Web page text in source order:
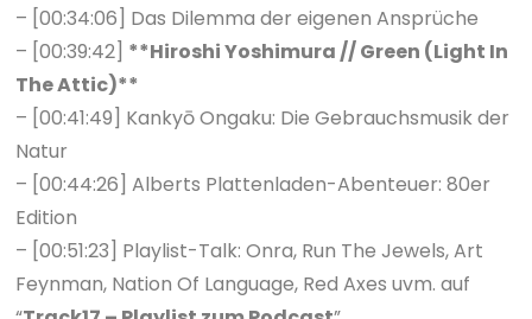
– [00:34:06] Das Dilemma der eigenen Ansprüche
– [00:39:42] **Hiroshi Yoshimura // Green (Light In
The Attic)**
– [00:41:49] Kankyō Ongaku: Die Gebrauchsmusik der
Natur
– [00:44:26] Alberts Plattenladen-Abenteuer: 80er
Edition
– [00:51:23] Playlist-Talk: Onra, Run The Jewels, Art
Feynman, Nation Of Language, Red Axes uvm. auf